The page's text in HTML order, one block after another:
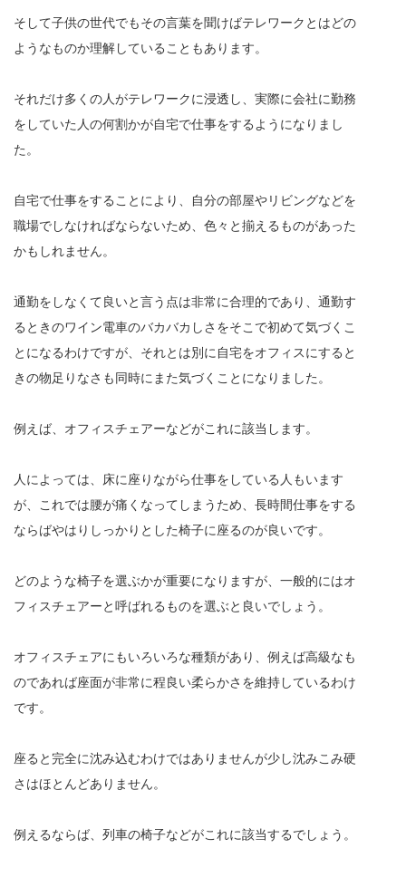
そして子供の世代でもその言葉を聞けばテレワークとはどの
ようなものか理解していることもあります。
それだけ多くの人がテレワークに浸透し、実際に会社に勤務
をしていた人の何割かが自宅で仕事をするようになりまし
た。
自宅で仕事をすることにより、自分の部屋やリビングなどを
職場でしなければならないため、色々と揃えるものがあった
かもしれません。
通勤をしなくて良いと言う点は非常に合理的であり、通勤す
るときのワイン電車のバカバカしさをそこで初めて気づくこ
とになるわけですが、それとは別に自宅をオフィスにすると
きの物足りなさも同時にまた気づくことになりました。
例えば、オフィスチェアーなどがこれに該当します。
人によっては、床に座りながら仕事をしている人もいます
が、これでは腰が痛くなってしまうため、長時間仕事をする
ならばやはりしっかりとした椅子に座るのが良いです。
どのような椅子を選ぶかが重要になりますが、一般的にはオ
フィスチェアーと呼ばれるものを選ぶと良いでしょう。
オフィスチェアにもいろいろな種類があり、例えば高級なも
のであれば座面が非常に程良い柔らかさを維持しているわけ
です。
座ると完全に沈み込むわけではありませんが少し沈みこみ硬
さはほとんどありません。
例えるならば、列車の椅子などがこれに該当するでしょう。